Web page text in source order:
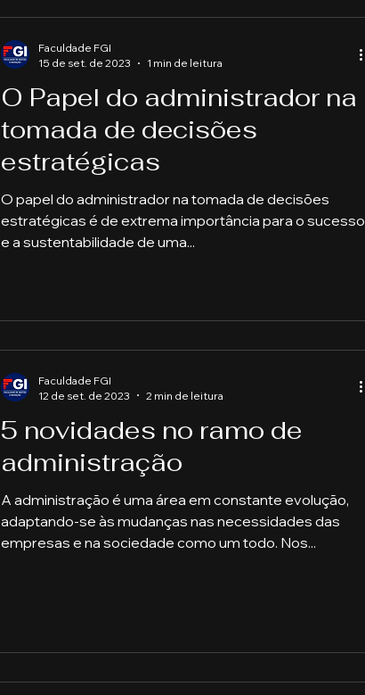
O Papel do administrador na
tomada de decisões
estratégicas
O papel do administrador na tomada de decisões
estratégicas é de extrema importância para o sucesso
e a sustentabilidade de uma...
Faculdade FGI
15 de set. de 2023
1 min de leitura
5 novidades no ramo de
administração
A administração é uma área em constante evolução,
adaptando-se às mudanças nas necessidades das
empresas e na sociedade como um todo. Nos...
Faculdade FGI
12 de set. de 2023
2 min de leitura